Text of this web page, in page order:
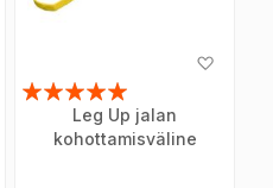
toivelistaan
Arvosana:
Leg Up jalan
kohottamisväline